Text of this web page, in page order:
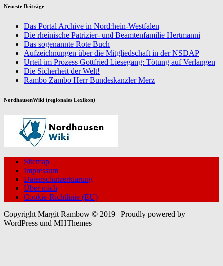
Neueste Beiträge
Das Portal Archive in Nordrhein-Westfalen
Die rheinische Patrizier- und Beamtenfamilie Hertmanni
Das sogenannte Rote Buch
Aufzeichnungen über die Mitgliedschaft in der NSDAP
Urteil im Prozess Gottfried Liesegang: Tötung auf Verlangen
Die Sicherheit der Welt!
Rambo Zambo Herr Bundeskanzler Merz
NordhausenWiki (regionales Lexikon)
Sitemap
Impressum
Datenschutzerklärung
Über mich
Cookie-Richtlinie (EU)
Copyright Margit Rambow © 2019 | Proudly powered by
WordPress und MHThemes